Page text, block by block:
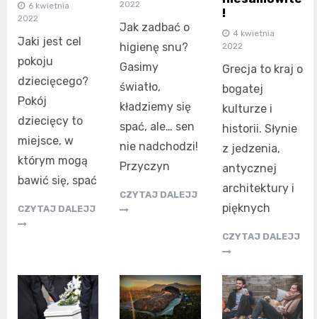
6 kwietnia
2022
Jaki jest cel
pokoju
dziecięcego?
Pokój
dziecięcy to
miejsce, w
którym mogą
bawić się, spać
CZYTAJ DALEJJ
2022
Jak zadbać o
higienę snu?
Gasimy
światło,
kładziemy się
spać, ale… sen
nie nadchodzi!
Przyczyn
CZYTAJ DALEJJ
!
4 kwietnia
2022
Grecja to kraj o
bogatej
kulturze i
historii. Słynie
z jedzenia,
antycznej
architektury i
pięknych
CZYTAJ DALEJJ